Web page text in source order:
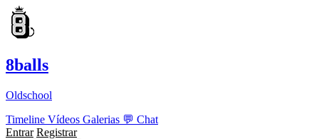
8balls
Oldschool
Timeline Vídeos Galerias 💬 Chat
Entrar Registrar